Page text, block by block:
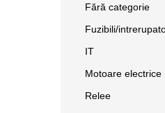
Fără categorie
Fuzibili/
IT
Motoare electrice
Relee